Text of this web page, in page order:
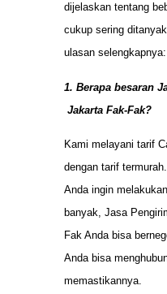
dijelaskan tentang
cukup sering
ulasan selengkapnya:
1. Berapa besaran
Jakarta Fak-Fak?
Kami melayani tarif
dengan tarif
Anda ingin
banyak, Jasa
Fak Anda bisa
Anda bisa
memastikannya.